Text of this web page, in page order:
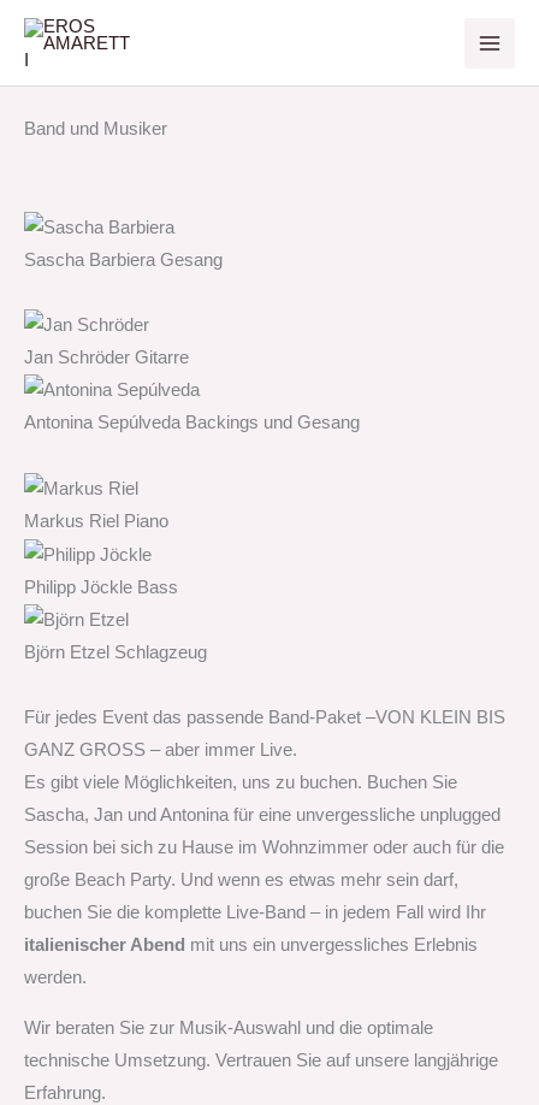
Zum
Band und Musiker
Sascha Barbiera Gesang
Jan Schröder Gitarre
Antonina Sepúlveda Backings und Gesang
Markus Riel Piano
Philipp Jöckle Bass
Björn Etzel Schlagzeug
Für jedes Event das passende Band-Paket –VON KLEIN BIS
GANZ GROSS – aber immer Live.
Es gibt viele Möglichkeiten, uns zu buchen. Buchen Sie
Sascha, Jan und Antonina für eine unvergessliche unplugged
Session bei sich zu Hause im Wohnzimmer oder auch für die
große Beach Party. Und wenn es etwas mehr sein darf,
buchen Sie die komplette Live-Band – in jedem Fall wird Ihr
italienischer Abend mit uns ein unvergessliches Erlebnis
werden.
Wir beraten Sie zur Musik-Auswahl und die optimale
technische Umsetzung. Vertrauen Sie auf unsere langjährige
Erfahrung.